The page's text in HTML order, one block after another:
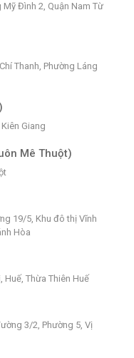
Mỹ Đình 2, Quận Nam Từ
Thanh, Phường Láng
Giang
Mê Thuột)
19/5, Khu đô thị Vĩnh
Hòa
Huế, Thừa Thiên Huế
3/2, Phường 5, Vị